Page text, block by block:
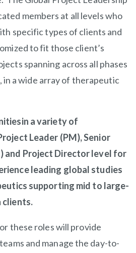
members at all levels who
specific types of clients and
to fit those client’s
spanning across all phases
in a wide array of therapeutic
in a variety of
Leader (PM), Senior
and Project Director level for
leading global studies
supporting mid to large-
clients.
these roles will provide
and manage the day-to-